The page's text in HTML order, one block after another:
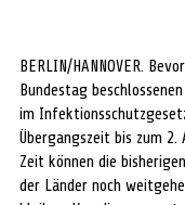
BERLIN/HANNOVER.
Bundestag
im
Übergangszeit bis zum 2.
Zeit können die
der Länder noch